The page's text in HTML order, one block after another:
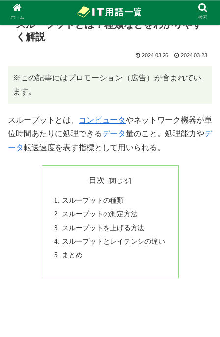
スループットとは？種類などをわかりやす
く解説
2024.03.26 2024.03.23
※この記事にはプロモーション（広告）が含まれてい
ます。
スループットとは、 コンピュータやネットワーク機器が単
位時間あたりに処理できるデータ量のこと。処理能力やデ
ータ転送速度を表す指標として用いられる。
目次
スループットの種類
スループットの測定方法
スループットを上げる方法
スループットとレイテンシの違い
まとめ
ホーム 検索